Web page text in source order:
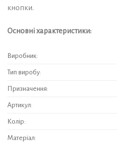
кнопки.
Основні характеристики:
Виробник:
Тип виробу:
Призначення:
Артикул:
Колір:
Матеріал: